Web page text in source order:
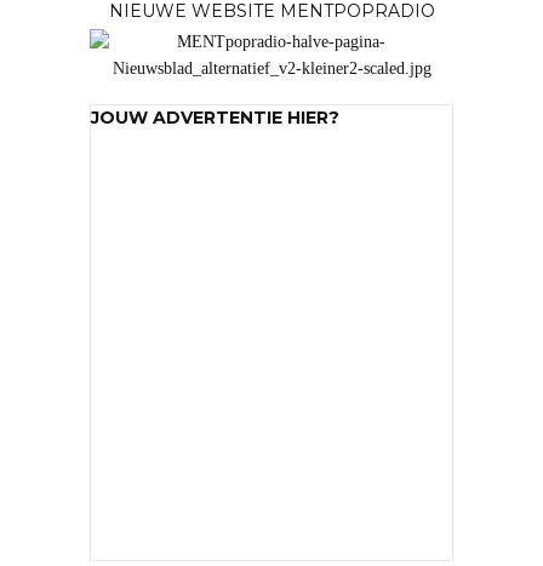
NIEUWE WEBSITE MENTPOPRADIO
JOUW ADVERTENTIE HIER?